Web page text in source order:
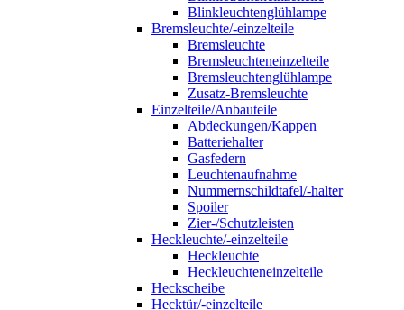
Blinkleuchtenglühlampe
Bremsleuchte/-einzelteile
Bremsleuchte
Bremsleuchteneinzelteile
Bremsleuchtenglühlampe
Zusatz-Bremsleuchte
Einzelteile/Anbauteile
Abdeckungen/Kappen
Batteriehalter
Gasfedern
Leuchtenaufnahme
Nummernschildtafel/-halter
Spoiler
Zier-/Schutzleisten
Heckleuchte/-einzelteile
Heckleuchte
Heckleuchteneinzelteile
Heckscheibe
Hecktür/-einzelteile